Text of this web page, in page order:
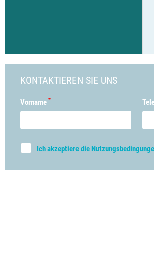
KONTAKTIEREN SIE UNS
Vorname *
Ich akzeptiere die